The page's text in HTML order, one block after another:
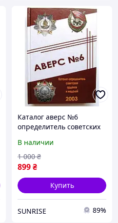
Каталог аверс №6
определитель советских
Brand Кривцов В.Д. 2003
(hub_gaav0t)
В наличии
899₴
1 000 ₴
Купить
SUNRISE 89%